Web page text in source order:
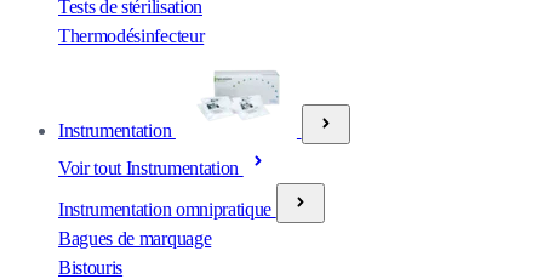
Tests de stérilisation
Thermodésinfecteur
Instrumentation
Voir tout Instrumentation
Instrumentation omnipratique
Bagues de marquage
Bistouris